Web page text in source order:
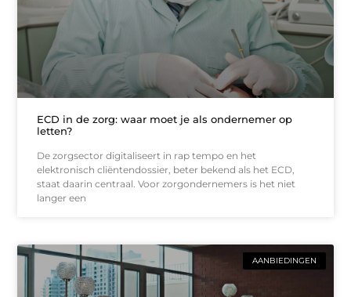
ECD in de zorg: waar moet je als ondernemer op
letten?
De zorgsector digitaliseert in rap tempo en het
elektronisch cliëntendossier, beter bekend als het ECD,
staat daarin centraal. Voor zorgondernemers is het niet
langer een
AANBIEDINGEN